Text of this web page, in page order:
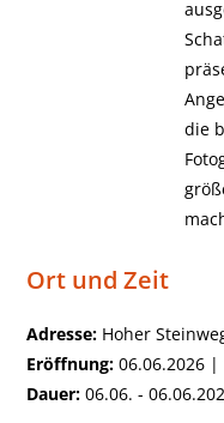
die
Ort und Zeit
Adresse: Hoher
Eröffnung: 06.06.2026 |
Dauer: 06.06. -